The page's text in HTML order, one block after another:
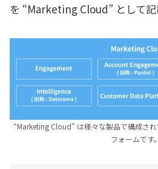
を “Marketing Cloud” として記
“Marketing Cloud” は様々な製品で構成さ
フォームです。